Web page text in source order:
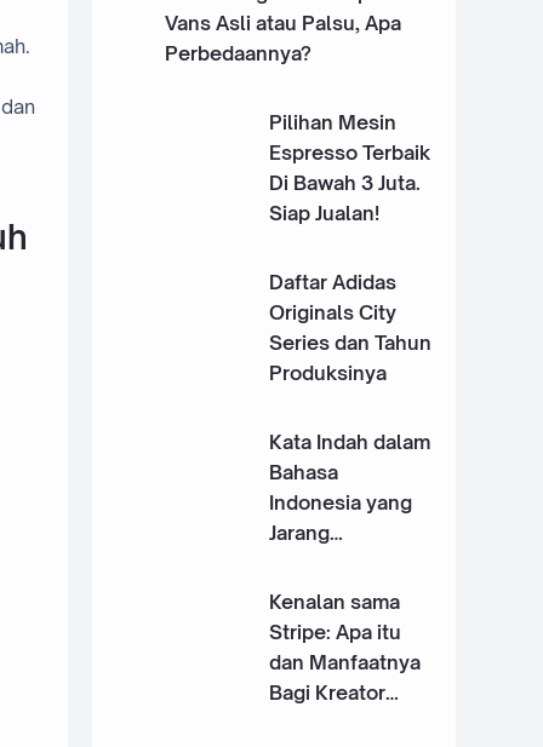
Vans Asli atau Palsu, Apa
Perbedaannya?
Pilihan Mesin
Espresso Terbaik
Di Bawah 3 Juta.
Siap Jualan!
Daftar Adidas
Originals City
Series dan Tahun
Produksinya
Kata Indah dalam
Bahasa
Indonesia yang
Jarang
Kenalan sama
Stripe: Apa itu
dan Manfaatnya
Bagi Kreator